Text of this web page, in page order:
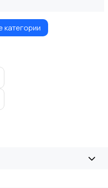
категории